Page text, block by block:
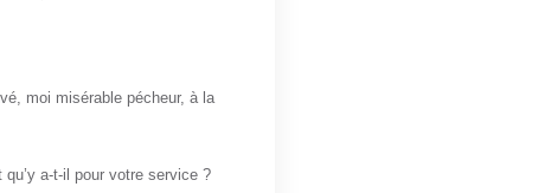
moi misérable pécheur, à la
a-t-il pour votre service ?